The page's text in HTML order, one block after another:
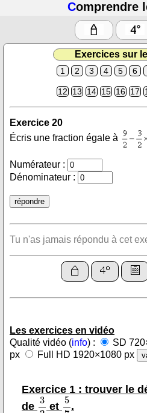
Comprendre
Exercices sur
1 2 3 4 5 6
12 13 14 15 16 17
Exercice 20
Écris une fraction égale à
Numérateur :
Dénominateur :
Tu n'as jamais répondu à cet
Les exercices en vidéo
Qualité vidéo (info) : SD
px
Full HD 1920×1080 px
Exercice 1 : trouver le
de
et .